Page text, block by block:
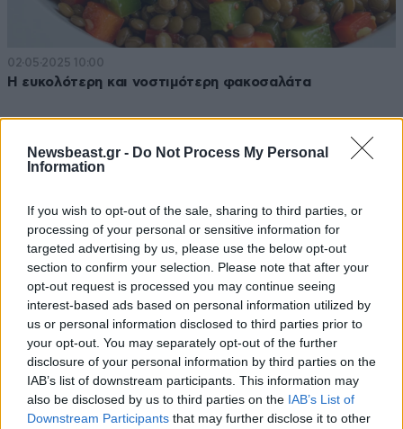
Newsbeast.gr - Do Not Process My Personal
Information
If you wish to opt-out of the sale, sharing to third parties, or
processing of your personal or sensitive information for
targeted advertising by us, please use the below opt-out
section to confirm your selection. Please note that after your
opt-out request is processed you may continue seeing
interest-based ads based on personal information utilized by
us or personal information disclosed to third parties prior to
your opt-out. You may separately opt-out of the further
disclosure of your personal information by third parties on the
IAB’s list of downstream participants. This information may
also be disclosed by us to third parties on the IAB’s List of
Downstream Participants that may further disclose it to other
02·05·2025 10:00
Η ευκολότερη και νοστιμότερη φακοσαλάτα
04·04·2025 10:00
Μπιφτέκια φακής